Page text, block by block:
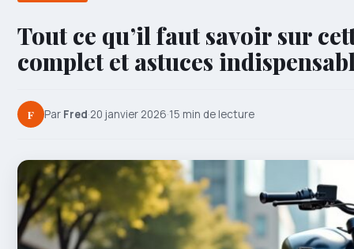
Tout ce qu’il faut savoir sur
complet et astuces
F Par Fred·20 janvier 2026·15 min de lecture